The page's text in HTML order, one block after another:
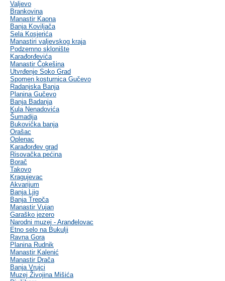
Valjevo
Brankovina
Manastir Kaona
Banja Koviljača
Sela Kosjerića
Manastiri valjevskog kraja
Podzemno sklonište
Karađorđevića
Manastir Čokešina
Utvrđenje Soko Grad
Spomen kosturnica Gučevo
Radanjska Banja
Planina Gučevo
Banja Badanja
Kula Nenadovića
Šumadija
Bukovička banja
Orašac
Oplenac
Karađorđev grad
Risovačka pećina
Borač
Takovo
Kragujevac
Akvarijum
Banja Ljig
Banja Trepča
Manastir Vujan
Garaško jezero
Narodni muzej - Aranđelovac
Etno selo na Bukulji
Ravna Gora
Planina Rudnik
Manastir Kalenić
Manastir Drača
Banja Vrujci
Muzej Živojina Mišića